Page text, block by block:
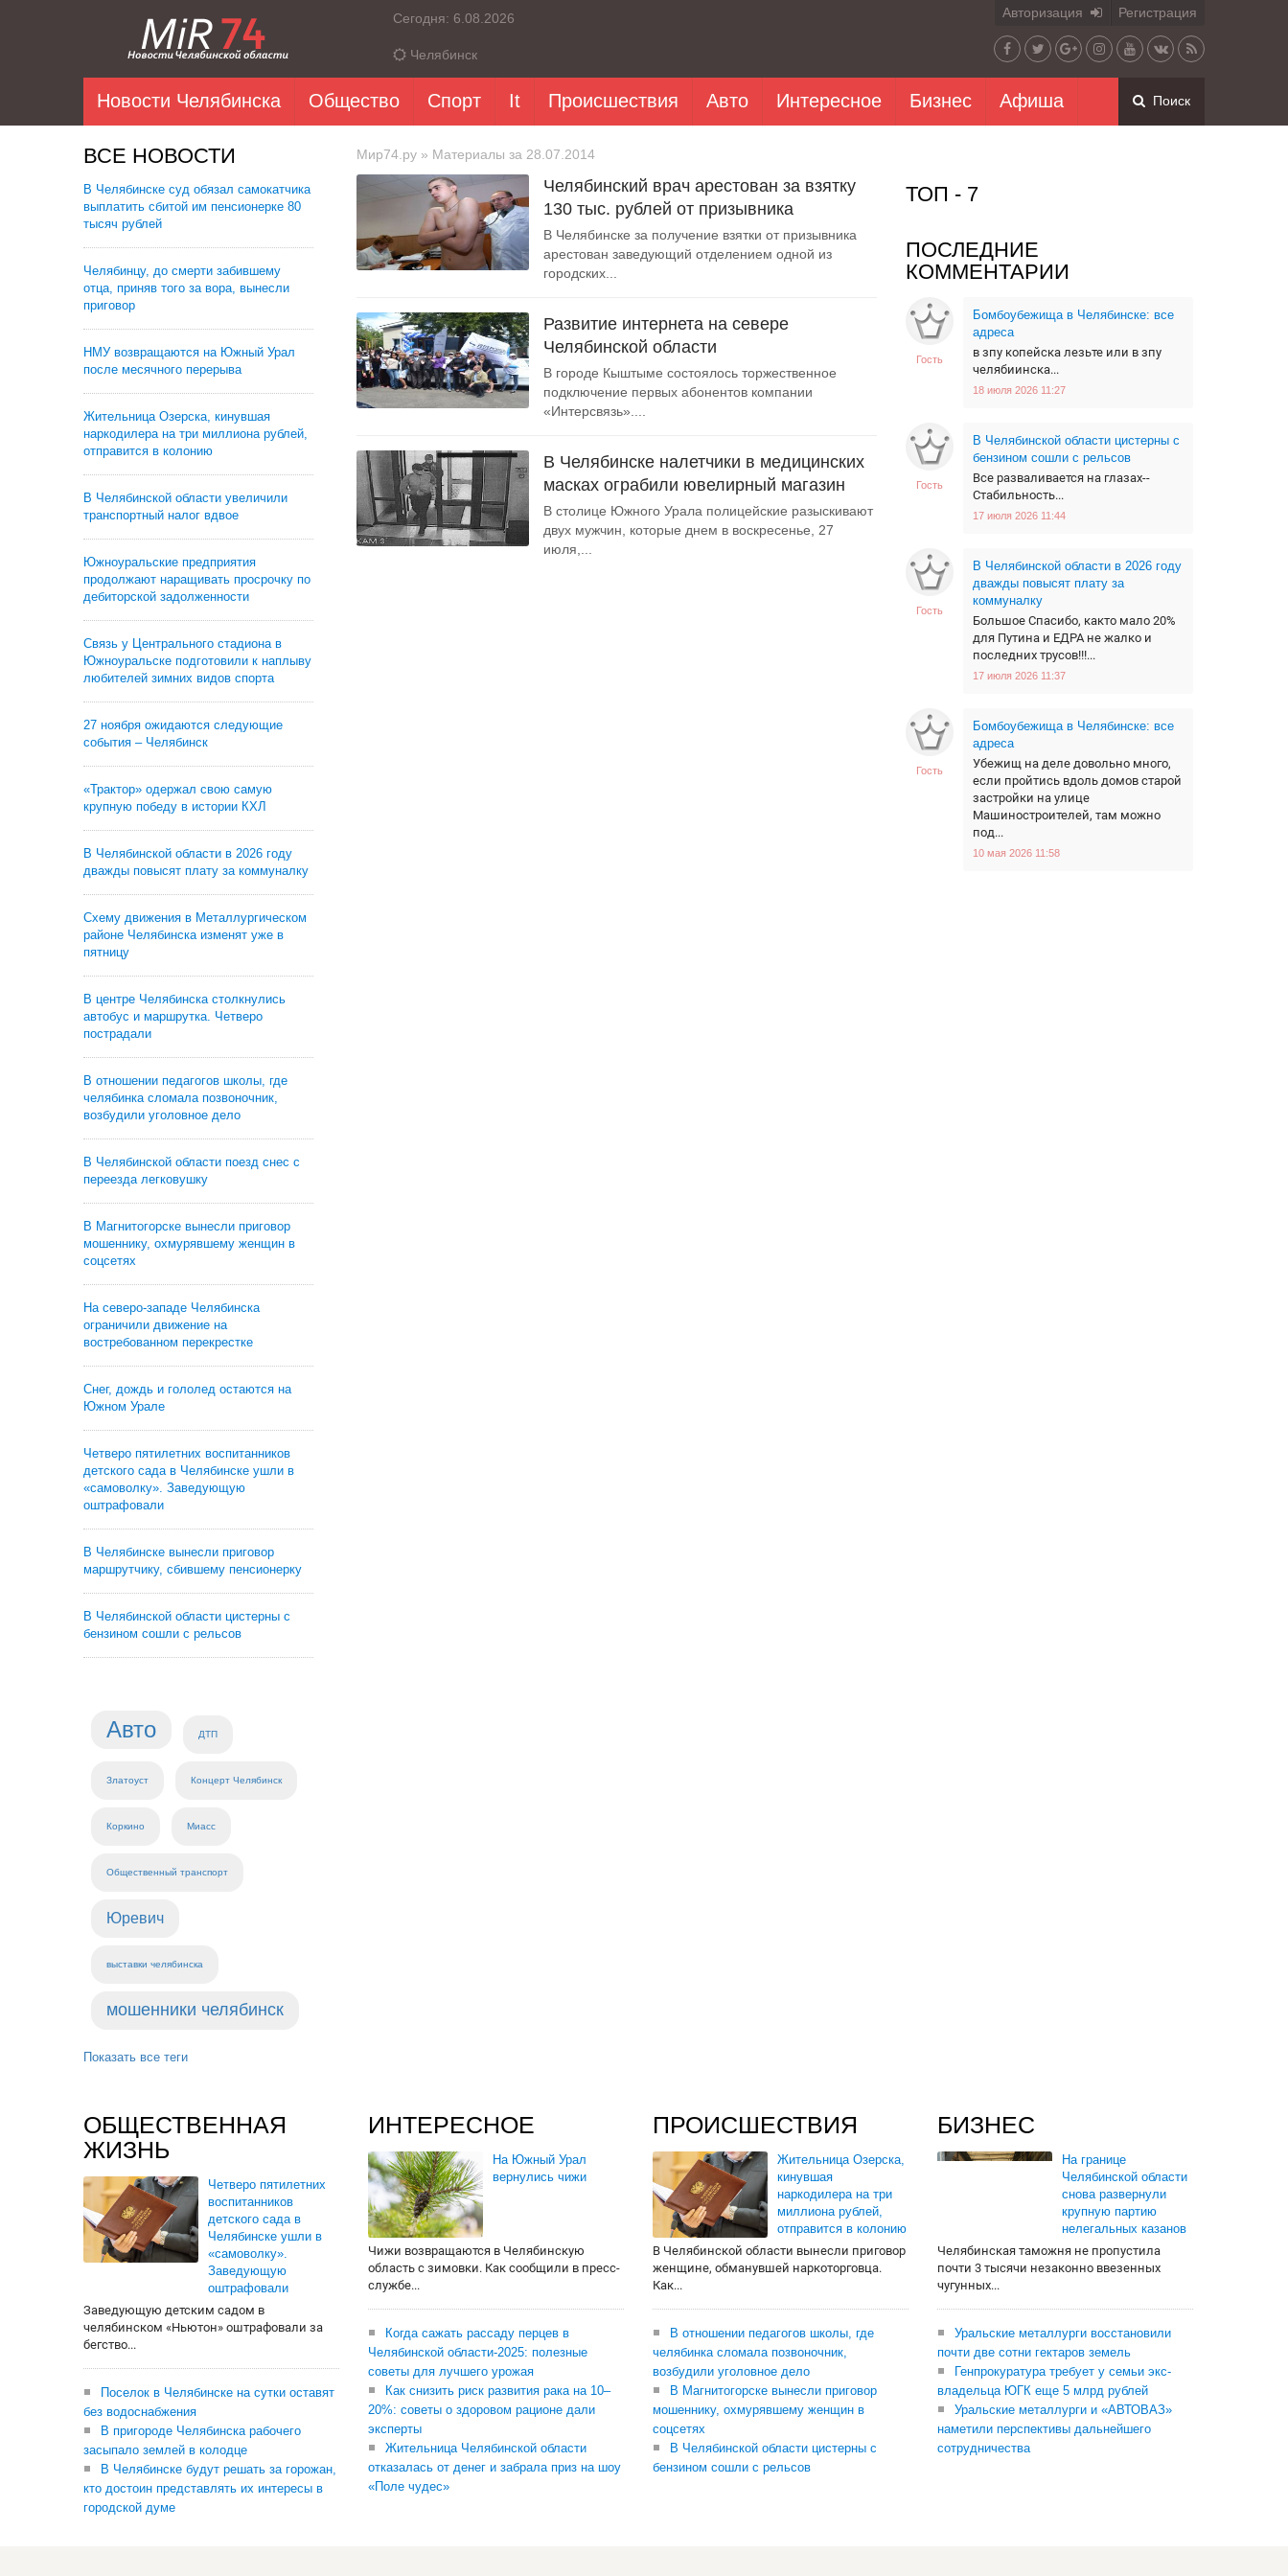
Сегодня: 6.08.2026
Челябинск
Авторизация Регистрация
Новости Челябинска Общество Спорт It Происшествия Авто Интересное Бизнес Афиша Поиск
ВСЕ НОВОСТИ
В Челябинске суд обязал самокатчика
выплатить сбитой им пенсионерке 80
тысяч рублей
Челябинцу, до смерти забившему
отца, приняв того за вора, вынесли
приговор
НМУ возвращаются на Южный Урал
после месячного перерыва
Жительница Озерска, кинувшая
наркодилера на три миллиона рублей,
отправится в колонию
В Челябинской области увеличили
транспортный налог вдвое
Южноуральские предприятия
продолжают наращивать просрочку по
дебиторской задолженности
Связь у Центрального стадиона в
Южноуральске подготовили к наплыву
любителей зимних видов спорта
27 ноября ожидаются следующие
события – Челябинск
«Трактор» одержал свою самую
крупную победу в истории КХЛ
В Челябинской области в 2026 году
дважды повысят плату за коммуналку
Схему движения в Металлургическом
районе Челябинска изменят уже в
пятницу
В центре Челябинска столкнулись
автобус и маршрутка. Четверо
пострадали
В отношении педагогов школы, где
челябинка сломала позвоночник,
возбудили уголовное дело
В Челябинской области поезд снес с
переезда легковушку
В Магнитогорске вынесли приговор
мошеннику, охмурявшему женщин в
соцсетях
На северо-западе Челябинска
ограничили движение на
востребованном перекрестке
Снег, дождь и гололед остаются на
Южном Урале
Четверо пятилетних воспитанников
детского сада в Челябинске ушли в
«самоволку». Заведующую
оштрафовали
В Челябинске вынесли приговор
маршрутчику, сбившему пенсионерку
В Челябинской области цистерны с
бензином сошли с рельсов
Авто ДТП
Златоуст Концерт Челябинск
Коркино Миасс
Общественный транспорт
Юревич
выставки челябинска
мошенники челябинск
Показать все теги
ТОП - 7
ПОСЛЕДНИЕ
КОММЕНТАРИИ
Гость
Бомбоубежища в Челябинске: все
адреса
в зпу копейска лезьте или в зпу
челябиинска...
18 июля 2026 11:27
Гость
В Челябинской области цистерны с
бензином сошли с рельсов
Все разваливается на глазах--
Стабильность...
17 июля 2026 11:44
Гость
В Челябинской области в 2026 году
дважды повысят плату за
коммуналку
Большое Спасибо, както мало 20%
для Путина и ЕДРА не жалко и
последних трусов!!!...
17 июля 2026 11:37
Гость
Бомбоубежища в Челябинске: все
адреса
Убежищ на деле довольно много,
если пройтись вдоль домов старой
застройки на улице
Машиностроителей, там можно
под...
10 мая 2026 11:58
Мир74.ру » Материалы за 28.07.2014
Челябинский врач арестован за взятку
130 тыс. рублей от призывника
В Челябинске за получение взятки от призывника
арестован заведующий отделением одной из
городских...
Развитие интернета на севере
Челябинской области
В городе Кыштыме состоялось торжественное
подключение первых абонентов компании
«Интерсвязь»....
В Челябинске налетчики в медицинских
масках ограбили ювелирный магазин
В столице Южного Урала полицейские разыскивают
двух мужчин, которые днем в воскресенье, 27
июля,...
ОБЩЕСТВЕННАЯ
ЖИЗНЬ
Четверо пятилетних
воспитанников
детского сада в
Челябинске ушли в
«самоволку».
Заведующую
оштрафовали
Заведующую детским садом в
челябинском «Ньютон» оштрафовали за
бегство...
Поселок в Челябинске на сутки оставят
без водоснабжения
В пригороде Челябинска рабочего
засыпало землей в колодце
В Челябинске будут решать за горожан,
кто достоин представлять их интересы в
городской думе
ИНТЕРЕСНОЕ
На Южный Урал
вернулись чижи
Чижи возвращаются в Челябинскую
область с зимовки. Как сообщили в пресс-
службе...
Когда сажать рассаду перцев в
Челябинской области-2025: полезные
советы для лучшего урожая
Как снизить риск развития рака на 10–
20%: советы о здоровом рационе дали
эксперты
Жительница Челябинской области
отказалась от денег и забрала приз на шоу
«Поле чудес»
ПРОИСШЕСТВИЯ
Жительница Озерска,
кинувшая
наркодилера на три
миллиона рублей,
отправится в колонию
В Челябинской области вынесли приговор
женщине, обманувшей наркоторговца.
Как...
В отношении педагогов школы, где
челябинка сломала позвоночник,
возбудили уголовное дело
В Магнитогорске вынесли приговор
мошеннику, охмурявшему женщин в
соцсетях
В Челябинской области цистерны с
бензином сошли с рельсов
БИЗНЕС
На границе
Челябинской области
снова развернули
крупную партию
нелегальных казанов
Челябинская таможня не пропустила
почти 3 тысячи незаконно ввезенных
чугунных...
Уральские металлурги восстановили
почти две сотни гектаров земель
Генпрокуратура требует у семьи экс-
владельца ЮГК еще 5 млрд рублей
Уральские металлурги и «АВТОВАЗ»
наметили перспективы дальнейшего
сотрудничества